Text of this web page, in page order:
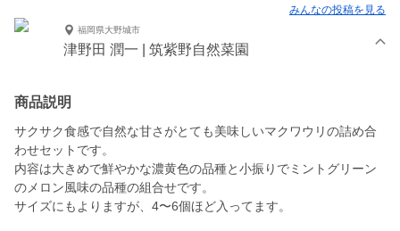
みんなの投稿を見る
福岡県大野城市
津野田 潤一 | 筑紫野自然菜園
商品説明
サクサク食感で自然な甘さがとても美味しいマクワウリの詰め合
わせセットです。
内容は大きめで鮮やかな濃黄色の品種と小振りでミントグリーン
のメロン風味の品種の組合せです。
サイズにもよりますが、4〜6個ほど入ってます。